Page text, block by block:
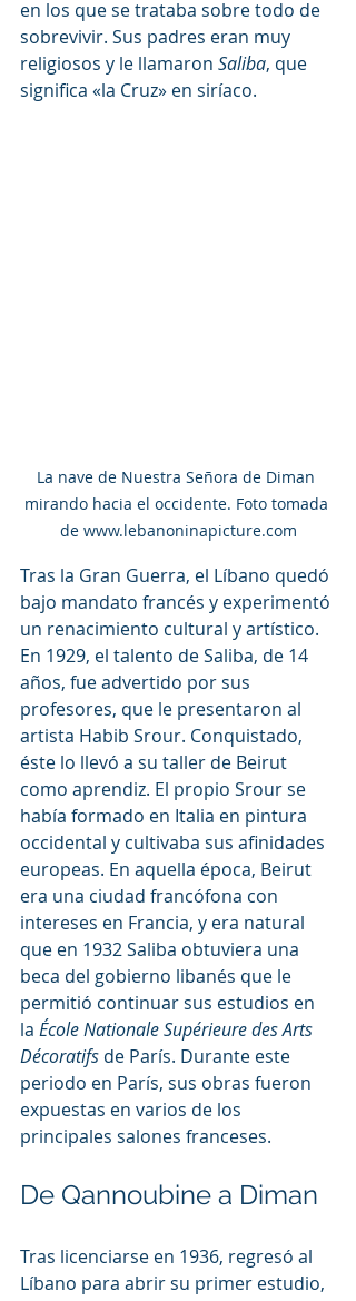
en los que se trataba sobre todo de
sobrevivir. Sus padres eran muy
religiosos y le llamaron Saliba, que
significa «la Cruz» en siríaco.
La nave de Nuestra Señora de Diman
mirando hacia el occidente. Foto tomada
de www.lebanoninapicture.com
Tras la Gran Guerra, el Líbano quedó
bajo mandato francés y experimentó
un renacimiento cultural y artístico.
En 1929, el talento de Saliba, de 14
años, fue advertido por sus
profesores, que le presentaron al
artista Habib Srour. Conquistado,
éste lo llevó a su taller de Beirut
como aprendiz. El propio Srour se
había formado en Italia en pintura
occidental y cultivaba sus afinidades
europeas. En aquella época, Beirut
era una ciudad francófona con
intereses en Francia, y era natural
que en 1932 Saliba obtuviera una
beca del gobierno libanés que le
permitió continuar sus estudios en
la École Nationale Supérieure des Arts
Décoratifs de París. Durante este
periodo en París, sus obras fueron
expuestas en varios de los
principales salones franceses.
De Qannoubine a Diman
Tras licenciarse en 1936, regresó al
Líbano para abrir su primer estudio,